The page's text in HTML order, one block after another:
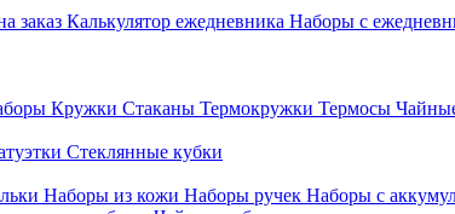
заказ Калькулятор ежедневника Наборы с
Кружки Стаканы Термокружки Термосы
Стеклянные кубки
Наборы из кожи Наборы ручек Наборы с